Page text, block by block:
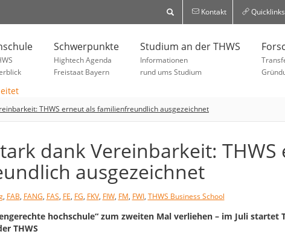
Kontakt Quicklinks
Schwerpunkte
Hightech Agenda
Freistaat Bayern
Studium an der THWS
Informationen
rund ums Studium
THWS erneut als familienfreundlich ausgezeichnet
dank Vereinbarkeit: THWS
ausgezeichnet
, FAB, FANG, FAS, FE, FG, FKV, FIW, FM, FWI, THWS Business School
hochschule“ zum zweiten Mal verliehen – im Juli startet
THWS